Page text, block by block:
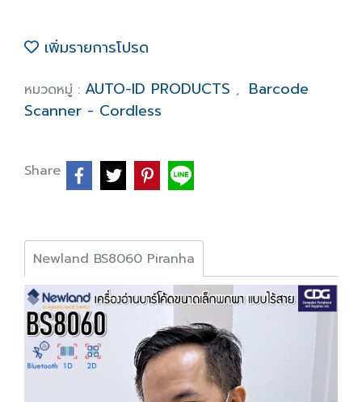
เพิ่มรายการโปรด
หมวดหมู่ : AUTO-ID PRODUCTS , Barcode
Scanner - Cordless
Share
Newland BS8060 Piranha